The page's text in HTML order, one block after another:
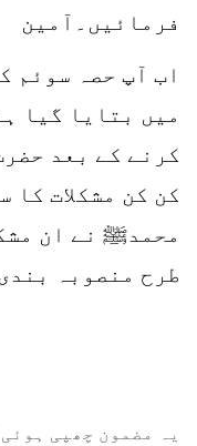
فرمائیں۔آمین
اب آپ حصہ سوئم
میں بتایا گیا
کرنے کے بعد
کن کن مشکلات کا
محمدﷺ نے ان
طرح منصوبہ
یہ مضمون چھپی